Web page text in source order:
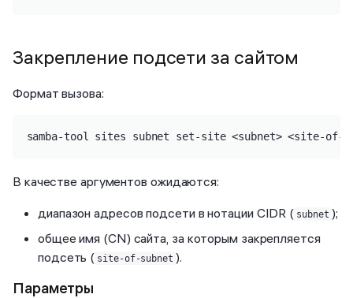
Закрепление подсети за сайтом
Формат вызова:
samba-tool sites subnet set-site <subnet> <site-of-
В качестве аргументов ожидаются:
диапазон адресов подсети в нотации CIDR ( subnet );
общее имя (CN) сайта, за которым закрепляется
подсеть ( site-of-subnet ).
Параметры